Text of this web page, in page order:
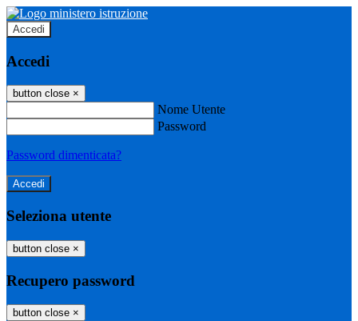
Accedi
Accedi
button close ×
Nome Utente
Password
Password dimenticata?
Seleziona utente
button close ×
Recupero password
button close ×